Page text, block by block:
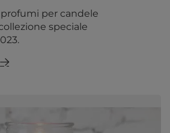
per candele
speciale